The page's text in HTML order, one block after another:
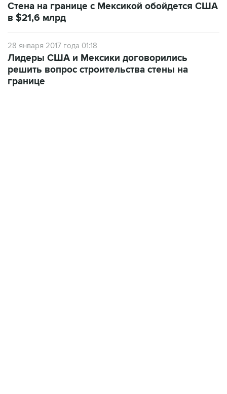
Стена на границе с Мексикой обойдется США
в $21,6 млрд
28 января 2017 года 01:18
Лидеры США и Мексики договорились
решить вопрос строительства стены на
границе